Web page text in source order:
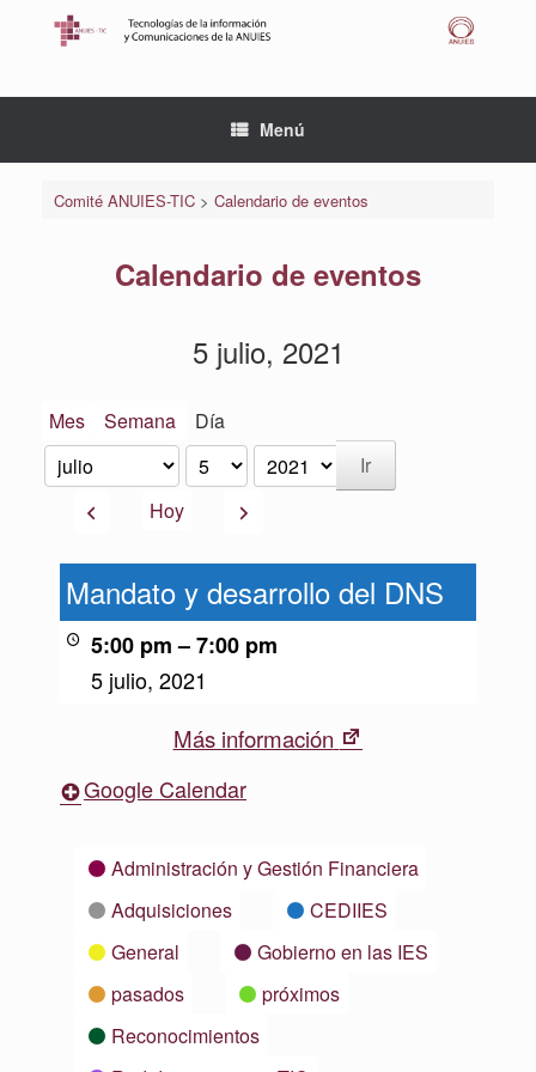
Menú
Comité ANUIES-TIC> Calendario de eventos
Calendario de eventos
5 julio, 2021
Mes Semana Día
Mes
Día
Año
AnteriorHoy Siguiente
desarrollo
Mandato y desarrollo del DNS
5:00 pm –7:00 pm
5 julio, 2021
Más información
Google Calendar
CategoríasAdministración y Gestión Financiera
Adquisiciones
CEDIIES
General
Gobierno en las IES
pasados
próximos
Reconocimientos